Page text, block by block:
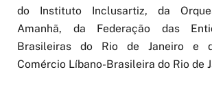
do Instituto Inclusartiz, da
Amanhã, da Federação das
Brasileiras do Rio de Janeiro e
Comércio Líbano-Brasileira do Rio de